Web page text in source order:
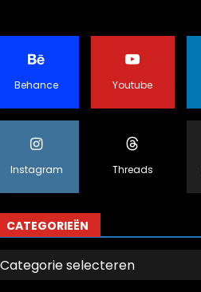
Behance Youtube
Instagram Threads
CATEGORIEËN
Categorieën